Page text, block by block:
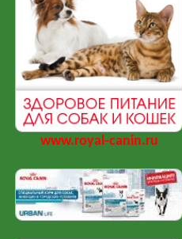
www.royal-canin.ru